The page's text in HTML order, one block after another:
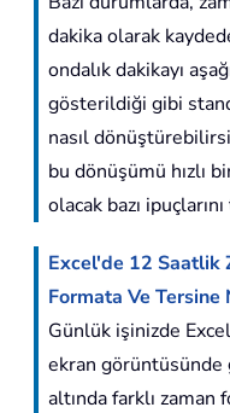
dakika olarak
ondalık dakikayı
gösterildiği gibi
nasıl
bu dönüşümü hızlı
olacak bazı
Excel'de 12 Saatlik
Formata Ve Tersine
Günlük işinizde
ekran
altında farklı